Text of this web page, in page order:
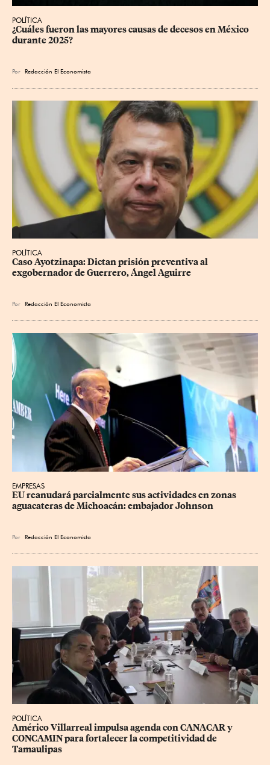
POLÍTICA
¿Cuáles fueron las mayores causas de decesos en México
durante 2025?
Por Redacción El Economista
POLÍTICA
Caso Ayotzinapa: Dictan prisión preventiva al
exgobernador de Guerrero, Ángel Aguirre
Por Redacción El Economista
EMPRESAS
EU reanudará parcialmente sus actividades en zonas
aguacateras de Michoacán: embajador Johnson
Por Redacción El Economista
POLÍTICA
Américo Villarreal impulsa agenda con CANACAR y
CONCAMIN para fortalecer la competitividad de
Tamaulipas